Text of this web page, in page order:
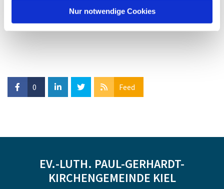
Nur notwendige Cookies
0 Feed
EV.-LUTH. PAUL-GERHARDT-
KIRCHENGEMEINDE KIEL